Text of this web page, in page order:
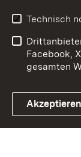
Link zum
Barrierefreiheit
Impressum
Technisch
Facebook,
gesamten
Akzeptieren